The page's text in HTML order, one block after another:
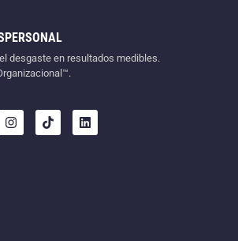
desgaste en resultados medibles.